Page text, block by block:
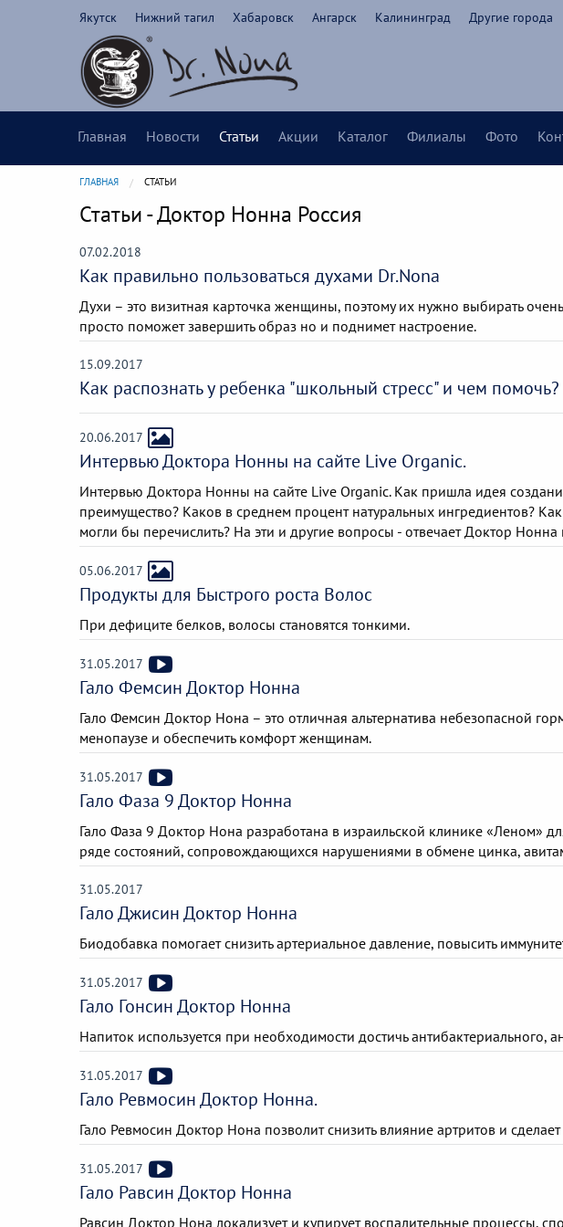
Якутск Нижний тагил Хабаровск Ангарск Калининград Другие города
Главная Новости Статьи Акции Каталог Филиалы Фото
ГЛАВНАЯ CURRENT:
СТАТЬИ
Статьи - Доктор Нонна Россия
07.02.2018
Как правильно пользоваться духами Dr.Nona
Духи – это визитная карточка женщины, поэтому их нужно выбирать
просто поможет завершить образ но и поднимет настроение.
15.09.2017
Как распознать у ребенка "школьный стресс" и чем помочь?
20.06.2017
Интервью Доктора Нонны на сайте Live Organic.
Интервью Доктора Нонны на сайте Live Organic. Как пришла идея
преимущество? Каков в среднем процент натуральных ингредиентов?
могли бы перечислить? На эти и другие вопросы - отвечает Доктор
05.06.2017
Продукты для Быстрого роста Волос
При дефиците белков, волосы становятся тонкими.
31.05.2017
Гало Фемсин Доктор Нонна
Гало Фемсин Доктор Нона – это отличная альтернатива небезопасной
менопаузе и обеспечить комфорт женщинам.
31.05.2017
Гало Фаза 9 Доктор Нонна
Гало Фаза 9 Доктор Нона разработана в израильской клинике «Леном»
ряде состояний, сопровождающихся нарушениями в обмене цинка,
31.05.2017
Гало Джисин Доктор Нонна
Биодобавка помогает снизить артериальное давление, повысить
31.05.2017
Гало Гонсин Доктор Нонна
Напиток используется при необходимости достичь антибактериального,
31.05.2017
Гало Ревмосин Доктор Нонна.
Гало Ревмосин Доктор Нона позволит снизить влияние артритов и
31.05.2017
Гало Равсин Доктор Нонна
Равсин Доктор Нона локализует и купирует воспалительные процессы,